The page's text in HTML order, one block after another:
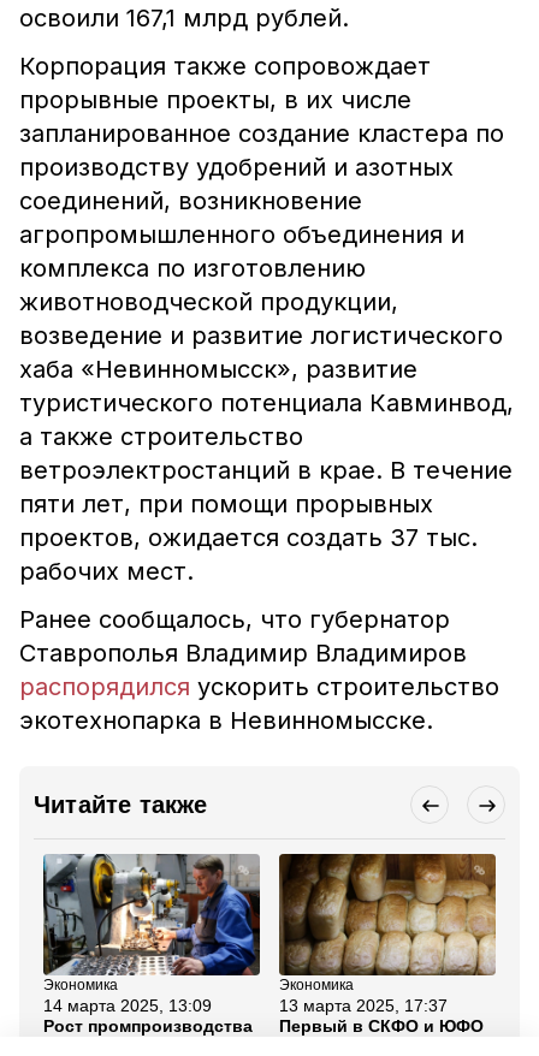
освоили 167,1 млрд рублей.
Корпорация также сопровождает
прорывные проекты, в их числе
запланированное создание кластера по
производству удобрений и азотных
соединений, возникновение
агропромышленного объединения и
комплекса по изготовлению
животноводческой продукции,
возведение и развитие логистического
хаба «Невинномысск», развитие
туристического потенциала Кавминвод,
а также строительство
ветроэлектростанций в крае. В течение
пяти лет, при помощи прорывных
проектов, ожидается создать 37 тыс.
рабочих мест.
Ранее сообщалось, что губернатор
Ставрополья Владимир Владимиров
распорядился ускорить строительство
экотехнопарка в Невинномысске.
Читайте также
Экономика
14 марта 2025, 13:09
Рост промпроизводства
Экономика
13 марта 2025, 17:37
Первый в СКФО и ЮФО